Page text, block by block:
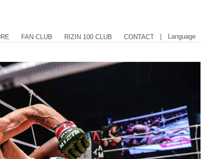
FAN CLUB RIZIN 100 CLUB CONTACT | Language